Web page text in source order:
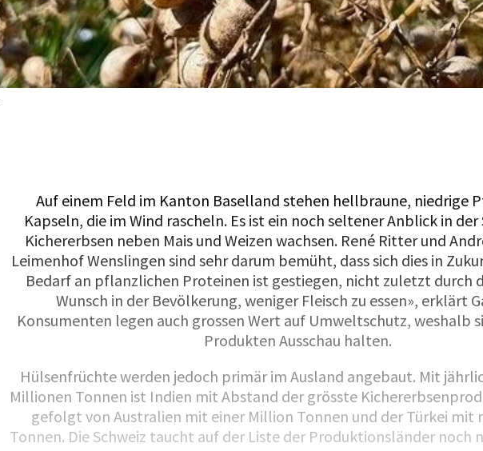
Auf einem Feld im Kanton Baselland stehen hellbraune, niedrige
Kapseln, die im Wind rascheln. Es ist ein noch seltener Anblick in der
Kichererbsen neben Mais und Weizen wachsen. René Ritter und
Leimenhof Wenslingen sind sehr darum bemüht, dass sich dies in
Bedarf an pflanzlichen Proteinen ist gestiegen, nicht zuletzt durch
Wunsch in der Bevölkerung, weniger Fleisch zu essen», erklärt
Konsumenten legen auch grossen Wert auf Umweltschutz, weshalb
Produkten Ausschau halten.
Hülsenfrüchte werden jedoch primär im Ausland angebaut. Mit
Millionen Tonnen ist Indien mit Abstand der grösste
gefolgt von Australien mit einer Million Tonnen und der Türkei mit
Tonnen. Die Schweiz taucht auf der Liste der Produktionsländer noch